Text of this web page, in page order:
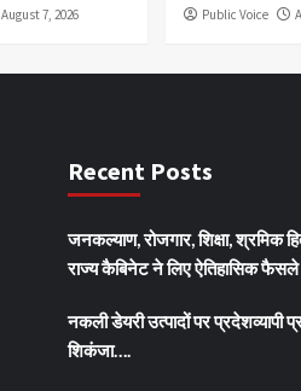
August 7, 2026 Public Voice
Recent Posts
जनकल्याण, रोजगार, शिक्षा, श्रमिक
राज्य कैबिनेट ने लिए ऐतिहासिक फैसले
नकली डेयरी उत्पादों पर प्रदेशव्यापी
शिकंजा….